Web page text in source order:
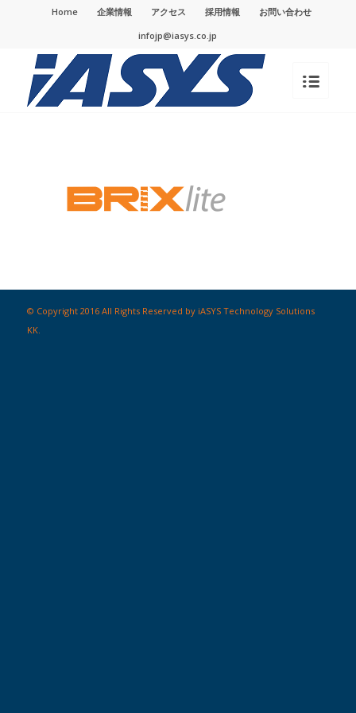
Home 企業情報 アクセス 採用情報
お問い合わせ
infojp@iasys.co.jp
© Copyright 2016 All Rights Reserved by iASYS Technology Solutions
KK.